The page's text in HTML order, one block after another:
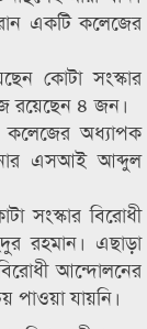
একটি কলেজের
কোটা সংস্কার
রয়েছেন ৪ জন।
কলেজের অধ্যাপক
এসআই আব্দুল
বিরোধী
রহমান। এছাড়া
আন্দোলনের
পাওয়া যায়নি।